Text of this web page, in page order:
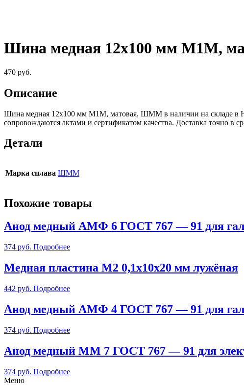
Шина медная 12х100 мм М1М,
470 руб.
Описание
Шина медная 12х100 мм М1М, матовая, ШММ в наличии на складе в
сопровождаются актами и сертификатом качества. Доставка
Детали
Марка сплава ШММ
Похожие товары
Анод медный АМФ 6 ГОСТ 767 — 91 для
374 руб. Подробнее
Медная пластина М2 0,1х10х20 мм лужёная
442 руб. Подробнее
Анод медный АМФ 4 ГОСТ 767 — 91 для
374 руб. Подробнее
Анод медный ММ 7 ГОСТ 767 — 91 для
374 руб. Подробнее
Меню